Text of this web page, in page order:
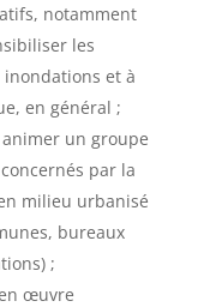
notamment
les
et à
en général ;
un groupe
par la
milieu urbanisé
bureaux
;
œuvre